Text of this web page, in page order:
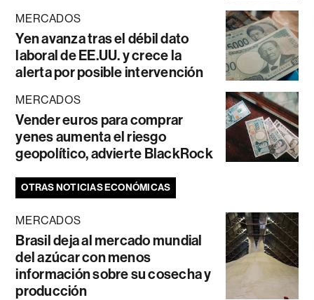
MERCADOS
Yen avanza tras el débil dato
laboral de EE.UU. y crece la
alerta por posible intervención
MERCADOS
Vender euros para comprar
yenes aumenta el riesgo
geopolítico, advierte BlackRock
OTRAS NOTICIAS ECONÓMICAS
MERCADOS
Brasil deja al mercado mundial
del azúcar con menos
información sobre su cosecha y
producción